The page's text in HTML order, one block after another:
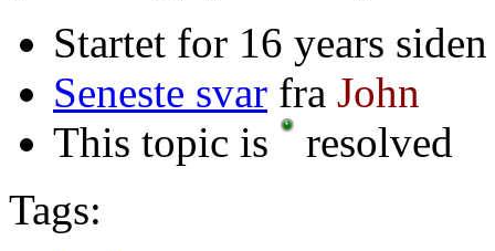
Startet for 16 years
Seneste svar fra John
This topic is
resolved
Tags: